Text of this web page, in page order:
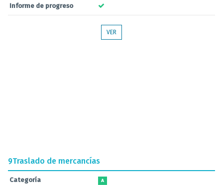
Informe de progreso
VER
9Traslado de mercancías
Categoría A